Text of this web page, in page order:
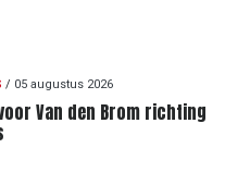
/ 05 augustus 2026
Van den Brom richting